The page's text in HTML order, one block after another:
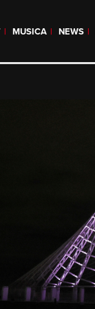
MUSICA NEWS